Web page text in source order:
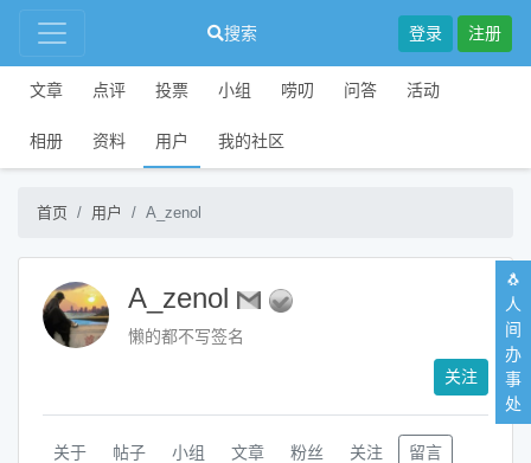
搜索 登录 注册
文章 点评 投票 小组 唠叨 问答 活动
相册 资料 用户 我的社区
首页 用户 A_zenol
A_zenol
懒的都不写签名
关注
关于 帖子 小组 文章 粉丝 关注 留言
🐧
人
间
办
事
处